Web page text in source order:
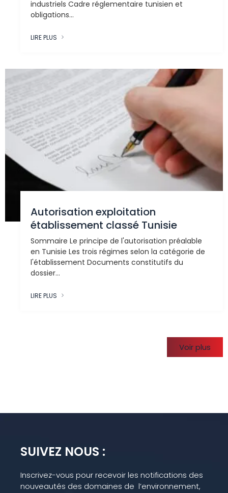
industriels Cadre réglementaire tunisien et
obligations...
LIRE PLUS
Autorisation exploitation
établissement classé Tunisie
Sommaire Le principe de l'autorisation préalable
en Tunisie Les trois régimes selon la catégorie de
l'établissement Documents constitutifs du
dossier...
LIRE PLUS
Voir plus
SUIVEZ NOUS :
Inscrivez-vous pour recevoir les notifications des
nouveautés des domaines de l’environnement,